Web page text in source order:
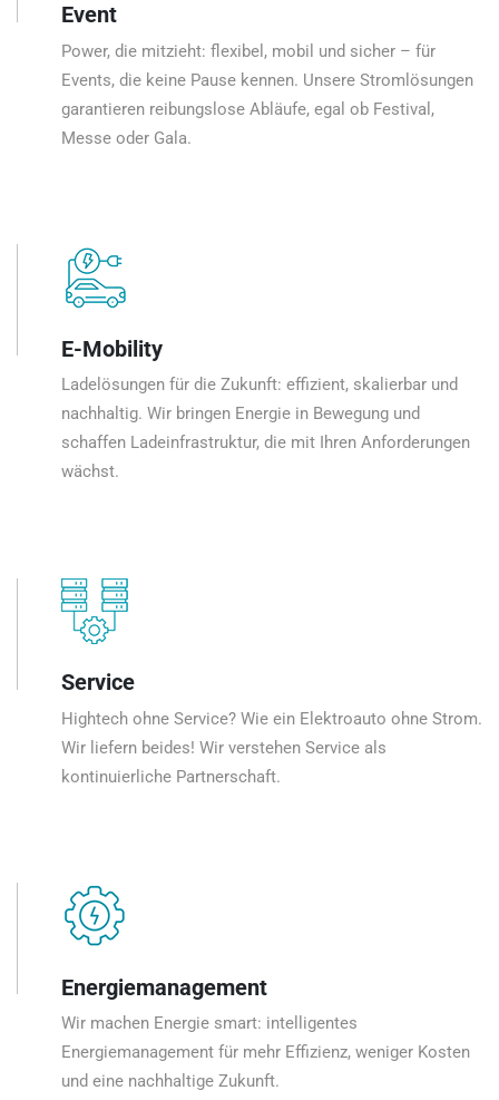
Event
Power, die mitzieht: flexibel, mobil und sicher – für
Events, die keine Pause kennen. Unsere Stromlösungen
garantieren reibungslose Abläufe, egal ob Festival,
Messe oder Gala.
E-Mobility
Ladelösungen für die Zukunft: effizient, skalierbar und
nachhaltig. Wir bringen Energie in Bewegung und
schaffen Ladeinfrastruktur, die mit Ihren Anforderungen
wächst.
Service
Hightech ohne Service? Wie ein Elektroauto ohne Strom.
Wir liefern beides! Wir verstehen Service als
kontinuierliche Partnerschaft.
Energiemanagement
Wir machen Energie smart: intelligentes
Energiemanagement für mehr Effizienz, weniger Kosten
und eine nachhaltige Zukunft.